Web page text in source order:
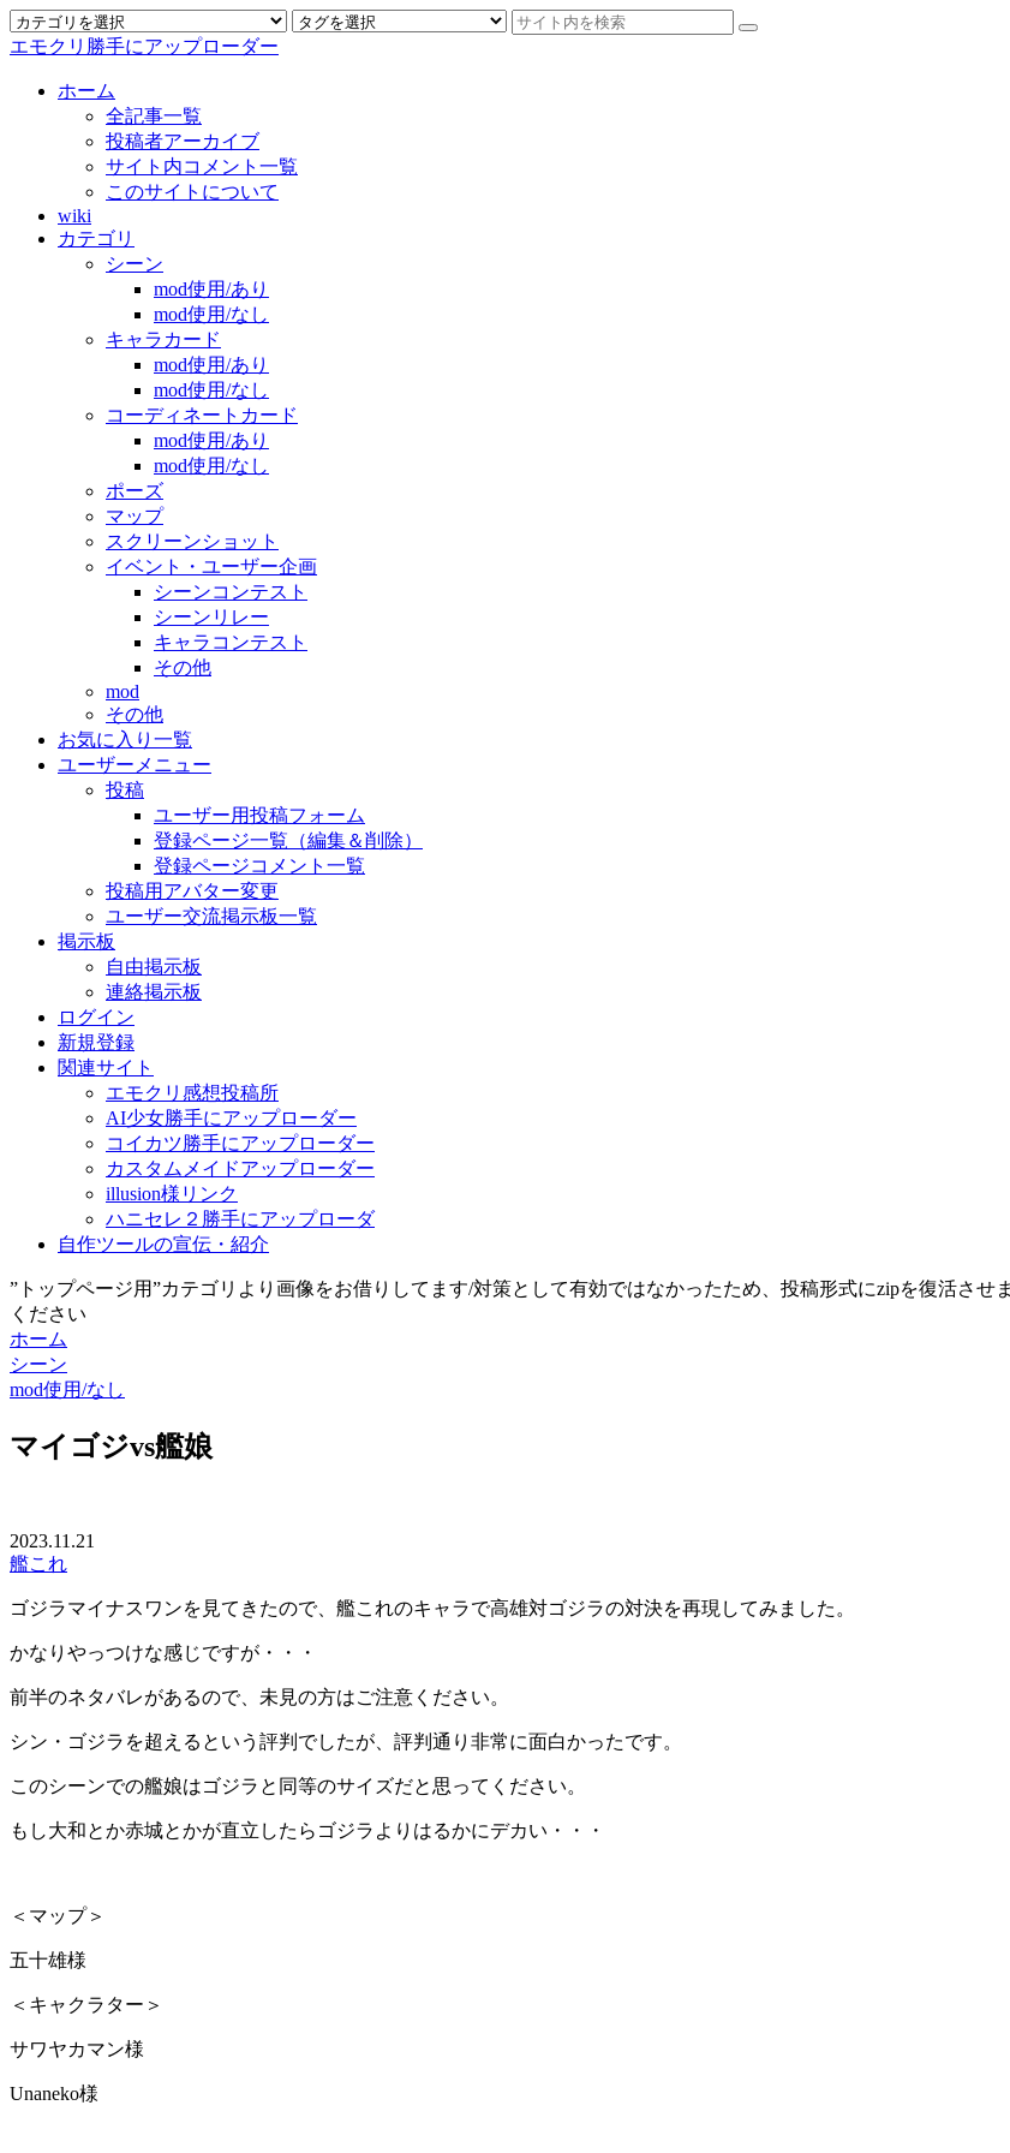
エモクリ勝手にアップローダー
ホーム
全記事一覧
投稿者アーカイブ
サイト内コメント一覧
このサイトについて
wiki
カテゴリ
シーン
mod使用/あり
mod使用/なし
キャラカード
mod使用/あり
mod使用/なし
コーディネートカード
mod使用/あり
mod使用/なし
ポーズ
マップ
スクリーンショット
イベント・ユーザー企画
シーンコンテスト
シーンリレー
キャラコンテスト
その他
mod
その他
お気に入り一覧
ユーザーメニュー
投稿
ユーザー用投稿フォーム
登録ページ一覧（編集＆削除）
登録ページコメント一覧
投稿用アバター変更
ユーザー交流掲示板一覧
掲示板
自由掲示板
連絡掲示板
ログイン
新規登録
関連サイト
エモクリ感想投稿所
AI少女勝手にアップローダー
コイカツ勝手にアップローダー
カスタムメイドアップローダー
illusion様リンク
ハニセレ２勝手にアップローダ
自作ツールの宣伝・紹介
”トップページ用”カテゴリより画像をお借りしてます/対策として有効ではなかったため、投稿形式にzipを復活さ
ください
ホーム
シーン
mod使用/なし
マイゴジvs艦娘
2023.11.21
艦これ
ゴジラマイナスワンを見てきたので、艦これのキャラで高雄対ゴジラの対決を再現してみました。
かなりやっつけな感じですが・・・
前半のネタバレがあるので、未見の方はご注意ください。
シン・ゴジラを超えるという評判でしたが、評判通り非常に面白かったです。
このシーンでの艦娘はゴジラと同等のサイズだと思ってください。
もし大和とか赤城とかが直立したらゴジラよりはるかにデカい・・・
＜マップ＞
五十雄様
＜キャクラター＞
サワヤカマン様
Unaneko様